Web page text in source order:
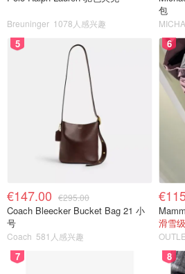
Breuninger 1078人感兴趣
包
5
€147.00 €295.00
Coach Bleecker Bucket Bag 21 小
号
Coach 581人感兴趣
6
7 8